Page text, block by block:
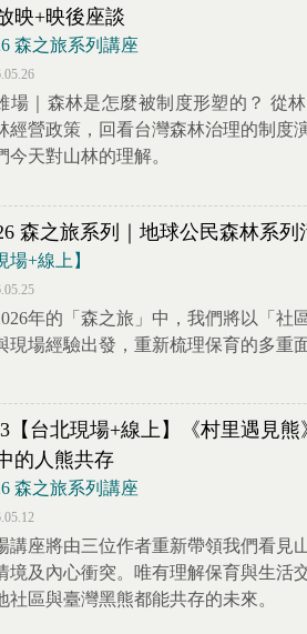
映+映後座談
森之旅系列講座
場｜森林是怎麼被制度形塑的？ 從
經營政策，回看台灣森林治理的制度
今天對山林的理解。
森之旅系列｜地球公民森林系列
場+線上】
年的「森之旅」中，我們將以「社
現場經驗出發，重新梳理保育的多重面
【台北現場+線上】《村里遇見
的人熊共存
森之旅系列講座
講座將由三位作者重新帶領我們看見
境及內心衝突。唯有理解保育與生活
社區與臺灣黑熊都能共存的未來。